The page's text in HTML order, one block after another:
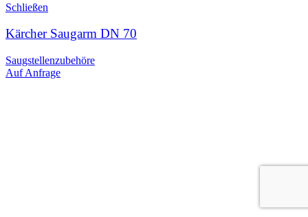
Schließen
Kärcher Saugarm DN 70
Saugstellenzubehöre
Auf Anfrage